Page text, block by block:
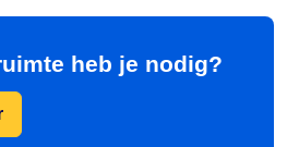
heb je nodig?